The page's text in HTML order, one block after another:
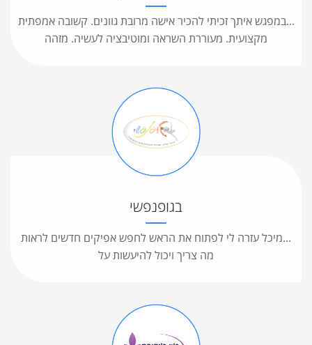
...במפגש איתך זכיתי להכיר אישה מרובת גוונים. קשובה אמפתית
מקצועית. מעוררת השראה ומוטיבציה לעשיה. מזהה
בגופנפשי
...מיכל עזרה לי לפתוח את הראש לחפש אפיקים חדשים לראות
מה צריך ויכול להיעשות על